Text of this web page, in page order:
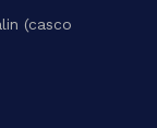
(casco